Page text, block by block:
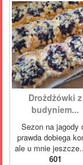
Drożdżówki z
budyniem...
Sezon na jagody
prawda dobiega
ale u mnie
601